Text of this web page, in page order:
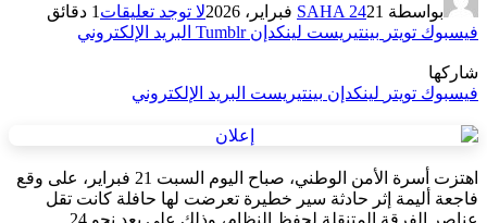
بواسطة SAHA 2421 فبراير، 2026 لا توجد تعليقات 1 دقائق
فيسبوك تويتر بينتيريست لينكدإن Tumblr البريد الإلكتروني
شاركها
فيسبوك تويتر لينكدإن بينتيريست البريد الإلكتروني
اهتزت أسرة الأمن الوطني، صباح اليوم السبت 21 فبراير، على وقع
فاجعة أليمة إثر حادثة سير خطيرة تعرضت لها حافلة كانت تقل
عناصر الفرقة المتنقلة لحفظ النظام، وذلك على بعد نحو 24